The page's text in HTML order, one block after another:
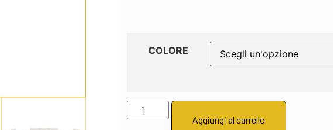
COLORE
Aggiungi al carrello